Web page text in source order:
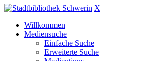
X
Willkommen
Mediensuche
Einfache Suche
Erweiterte Suche